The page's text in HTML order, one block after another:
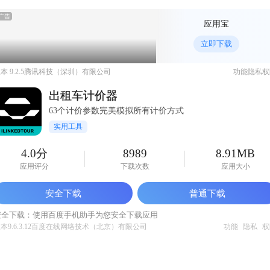
应用宝
立即下载
9.2.5腾讯科技（深圳）有限公司 功能隐私
出租车计价器
63个计价参数完美模拟所有计价方式
实用工具
4.0分
应用评分
8989
下载次数
8.91MB
应用大小
安全下载 普通下载
下载：使用百度手机助手为您安全下载应用
9.6.3.12百度在线网络技术（北京）有限公司 功能 隐私